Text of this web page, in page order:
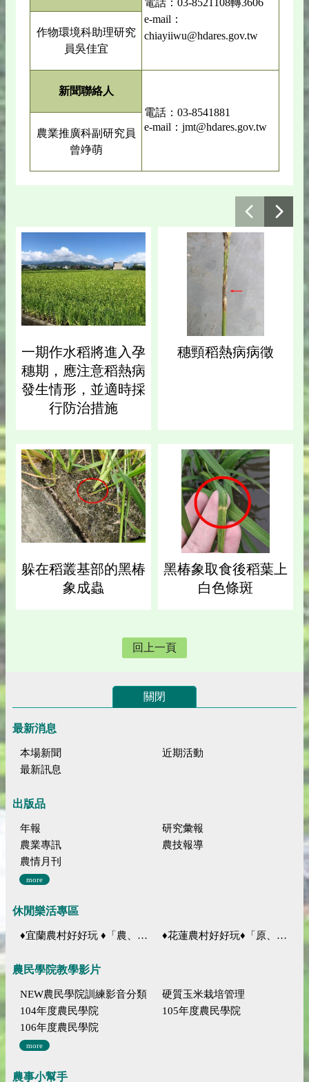
電話：03-8521108轉3606
e-mail：
chiayiiwu@hdares.gov.tw
作物環境科助理研究
員吳佳宜
新聞聯絡人
電話：03-8541881
e-mail：jmt@hdares.gov.tw
農業推廣科副研究員
曾竫萌
一期作水稻將進入孕
穗期，應注意稻熱病
發生情形，並適時採
行防治措施
穗頸稻熱病病徵
躲在稻叢基部的黑椿
象成蟲
黑椿象取食後稻葉上
白色條斑
回上一頁
關閉
最新消息
本場新聞
近期活動
最新訊息
出版品
年報
研究彙報
農業專訊
農技報導
農情月刊
more
休閒樂活專區
♦宜蘭農村好好玩 ♦「農、藝、山、水」四條遊程推薦 ♦花蓮農村好好玩♦「原、生、慢、活」四條遊程推薦
農民學院教學影片
NEW農民學院訓練影音分類
硬質玉米栽培管理
104年度農民學院
105年度農民學院
106年度農民學院
more
農事小幫手